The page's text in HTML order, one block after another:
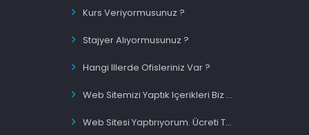
Kurs Veriyormusunuz ?
Stajyer Alıyormusunuz ?
Hangi Illerde Ofisleriniz Var ?
Web Sitemizi Yaptık Içerikleri Biz Migiriyorsunuz Siz Mi ?
Web Sitesi Yaptırıyorum. Ücreti Tek Sefermi Ödeyeceğim ?